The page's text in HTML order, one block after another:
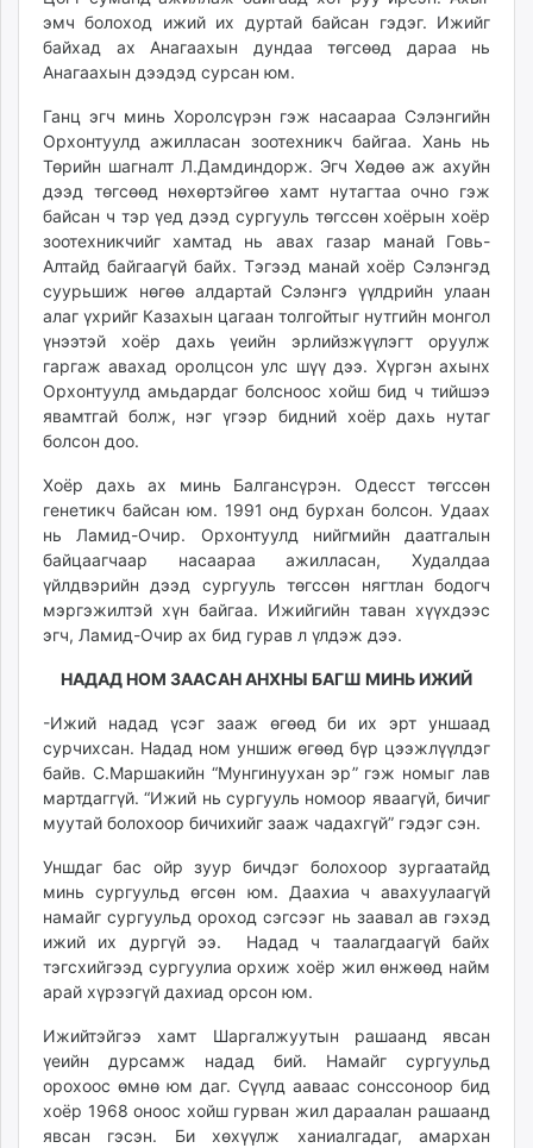
эмч болоход ижий их дуртай байсан гэдэг. Ижийг
байхад ах Анагаахын дундаа төгсөөд дараа нь
Анагаахын дээдэд сурсан юм.
Ганц эгч минь Хоролсүрэн гэж насаараа Сэлэнгийн
Орхонтуулд ажилласан зоотехникч байгаа. Хань нь
Төрийн шагналт Л.Дамдиндорж. Эгч Хөдөө аж ахуйн
дээд төгсөөд нөхөртэйгөө хамт нутагтаа очно гэж
байсан ч тэр үед дээд сургууль төгссөн хоёрын хоёр
зоотехникчийг хамтад нь авах газар манай Говь-
Алтайд байгаагүй байх. Тэгээд манай хоёр Сэлэнгэд
суурьшиж нөгөө алдартай Сэлэнгэ үүлдрийн улаан
алаг үхрийг Казахын цагаан толгойтыг нутгийн монгол
үнээтэй хоёр дахь үеийн эрлийзжүүлэгт оруулж
гаргаж авахад оролцсон улс шүү дээ. Хүргэн ахынх
Орхонтуулд амьдардаг болсноос хойш бид ч тийшээ
явамтгай болж, нэг үгээр бидний хоёр дахь нутаг
болсон доо.
Хоёр дахь ах минь Балгансүрэн. Одесст төгссөн
генетикч байсан юм. 1991 онд бурхан болсон. Удаах
нь Ламид-Очир. Орхонтуулд нийгмийн даатгалын
байцаагчаар насаараа ажилласан, Худалдаа
үйлдвэрийн дээд сургууль төгссөн нягтлан бодогч
мэргэжилтэй хүн байгаа. Ижийгийн таван хүүхдээс
эгч, Ламид-Очир ах бид гурав л үлдэж дээ.
НАДАД НОМ ЗААСАН АНХНЫ БАГШ МИНЬ ИЖИЙ
-Ижий надад үсэг зааж өгөөд би их эрт уншаад
сурчихсан. Надад ном уншиж өгөөд бүр цээжлүүлдэг
байв. С.Маршакийн “Мунгинуухан эр” гэж номыг лав
мартдаггүй. “Ижий нь сургууль номоор яваагүй, бичиг
муутай болохоор бичихийг зааж чадахгүй” гэдэг сэн.
Уншдаг бас ойр зуур бичдэг болохоор зургаатайд
минь сургуульд өгсөн юм. Даахиа ч авахуулаагүй
намайг сургуульд ороход сэгсээг нь заавал ав гэхэд
ижий их дургүй ээ. Надад ч таалагдаагүй байх
тэгсхийгээд сургуулиа орхиж хоёр жил өнжөөд найм
арай хүрээгүй дахиад орсон юм.
Ижийтэйгээ хамт Шаргалжуутын рашаанд явсан
үеийн дурсамж надад бий. Намайг сургуульд
орохоос өмнө юм даг. Сүүлд ааваас сонссоноор бид
хоёр 1968 оноос хойш гурван жил дараалан рашаанд
явсан гэсэн. Би хөхүүлж ханиалгадаг, амархан